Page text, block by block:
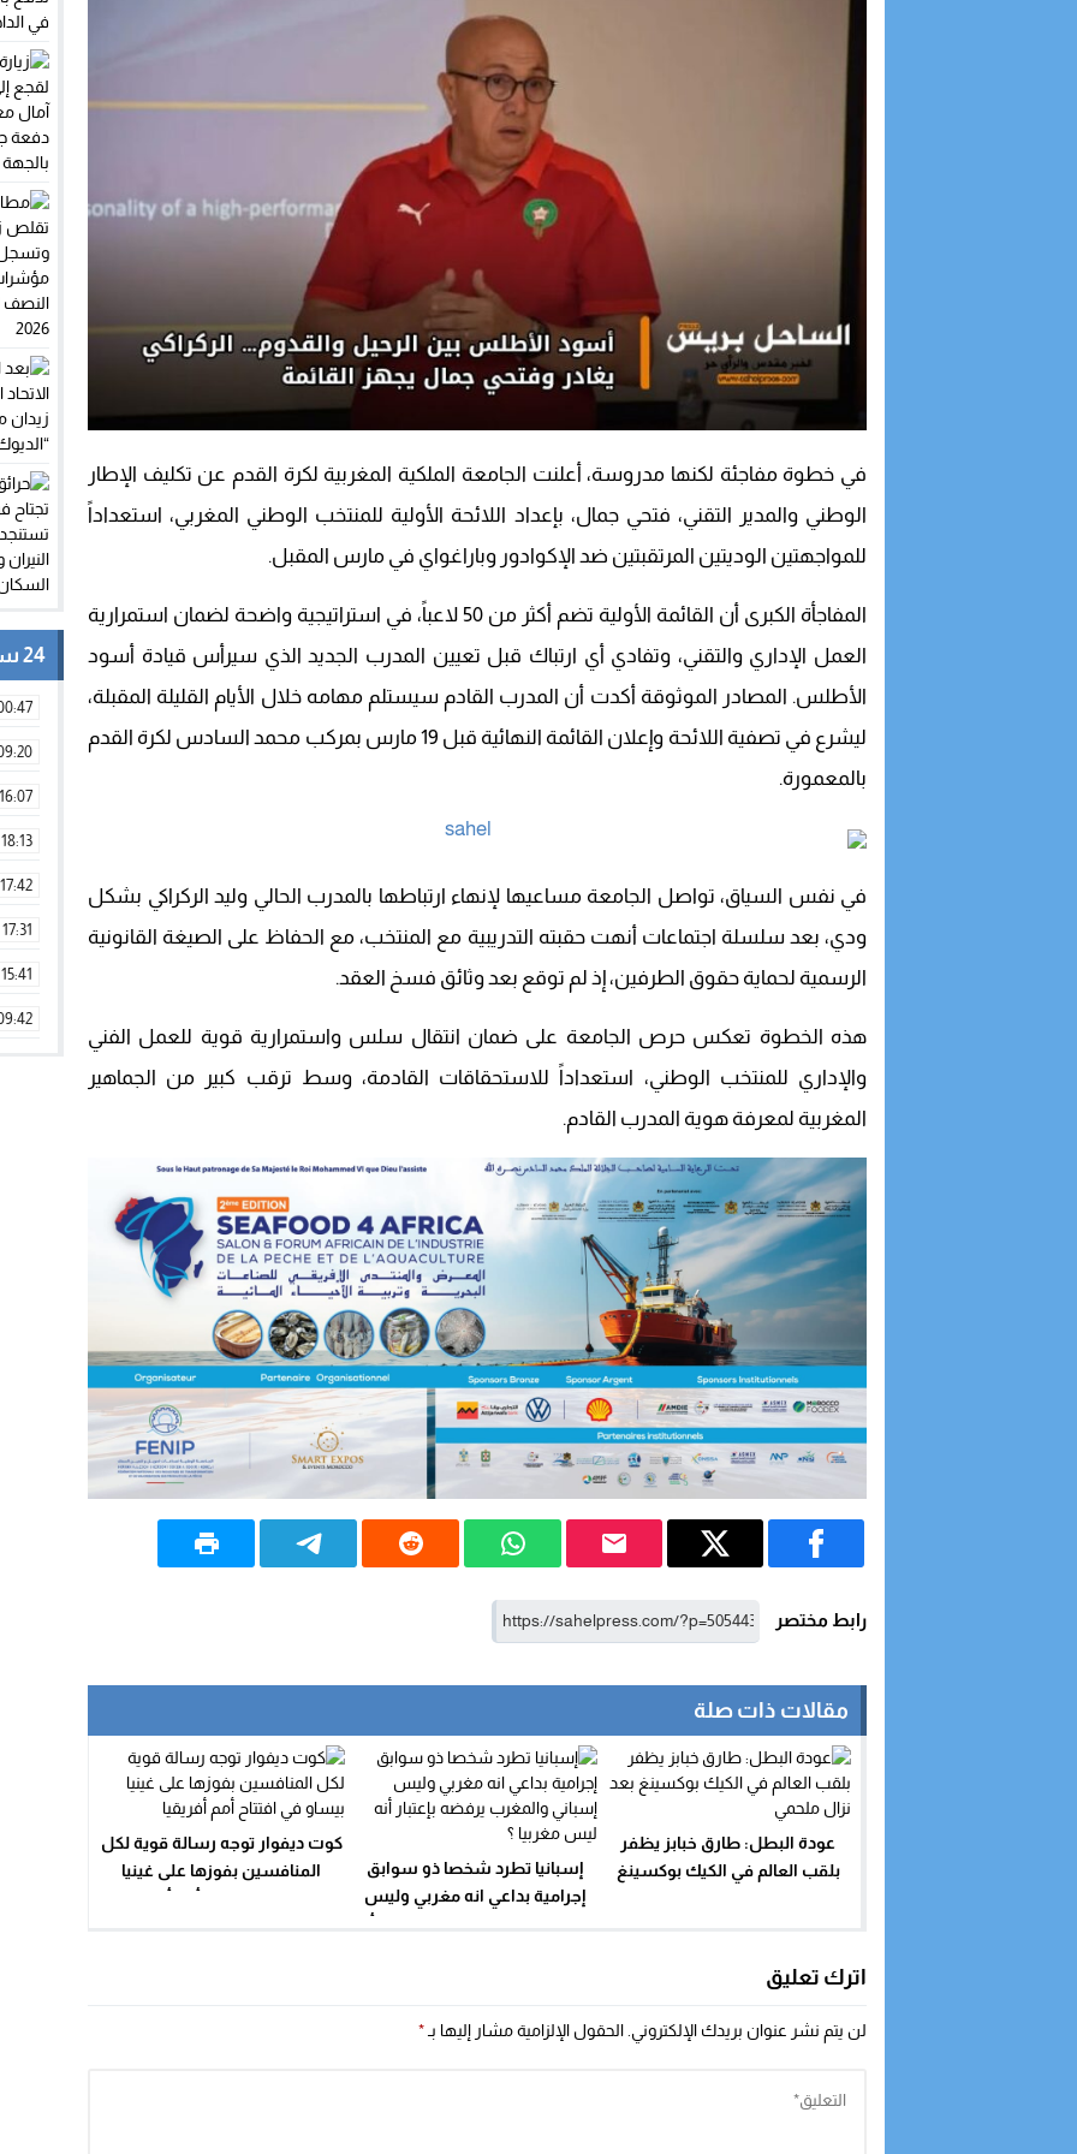
الداخلة تستعد لاستقبال استثمارات مغاربة العالم.. المركز الجهوي للاستثمار يطلق النسخة
سباق نحو البرلمان.. الأحزاب تدفع بأوراقها الرابحة في الداخلة وأوسرد
زيارة مرتقبة لفوزي لقجع إلى الداخلة.. آمال معلقة على دفعة جديدة للرياضة بالجهة
ارتفاع أسعار المحروقات يفجر غضب مهنيي النقل الطرقي.. والنقابات تلوح بالتصعيد بسبب
في خطوة مفاجئة لكنها مدروسة، أعلنت الجامعة الملكية المغربية لكرة القدم عن تكليف الإطار
الوطني والمدير التقني، فتحي جمال، بإعداد اللائحة الأولية للمنتخب الوطني المغربي، استعداداً
للمواجهتين الوديتين المرتقبتين ضد الإكوادور وباراغواي في مارس المقبل.
المفاجأة الكبرى أن القائمة الأولية تضم أكثر من 50 لاعباً، في استراتيجية واضحة لضمان استمرارية
العمل الإداري والتقني، وتفادي أي ارتباك قبل تعيين المدرب الجديد الذي سيرأس قيادة أسود
الأطلس. المصادر الموثوقة أكدت أن المدرب القادم سيستلم مهامه خلال الأيام القليلة المقبلة،
ليشرع في تصفية اللائحة وإعلان القائمة النهائية قبل 19 مارس بمركب محمد السادس لكرة القدم
بالمعمورة.
في نفس السياق، تواصل الجامعة مساعيها لإنهاء ارتباطها بالمدرب الحالي وليد الركراكي بشكل
ودي، بعد سلسلة اجتماعات أنهت حقبته التدريبية مع المنتخب، مع الحفاظ على الصيغة القانونية
الرسمية لحماية حقوق الطرفين، إذ لم توقع بعد وثائق فسخ العقد.
هذه الخطوة تعكس حرص الجامعة على ضمان انتقال سلس واستمرارية قوية للعمل الفني
والإداري للمنتخب الوطني، استعداداً للاستحقاقات القادمة، وسط ترقب كبير من الجماهير
المغربية لمعرفة هوية المدرب القادم.
رابط مختصر
مقالات ذات صلة
عودة البطل: طارق خبابز يظفر
بلقب العالم في الكيك بوكسينغ
إسبانيا تطرد شخصا ذو سوابق
إجرامية بداعي انه مغربي وليس
كوت ديفوار توجه رسالة قوية لكل
المنافسين بفوزها على غينيا
اترك تعليق
لن يتم نشر عنوان بريدك الإلكتروني.الحقول الإلزامية مشار إليها بـ*
24 ساعة
16:07
18:13
17:42
17:31
15:41